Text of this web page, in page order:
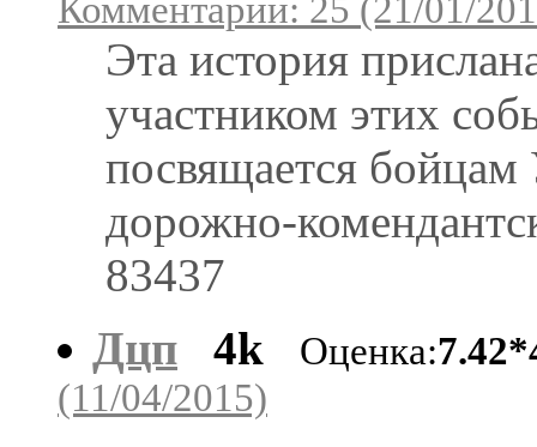
Комментарии: 25 (21/01/
Эта история
участником этих
посвящается бойцам
дорожно-
83437
Дцп
4k Оценка:
(11/04/2015)